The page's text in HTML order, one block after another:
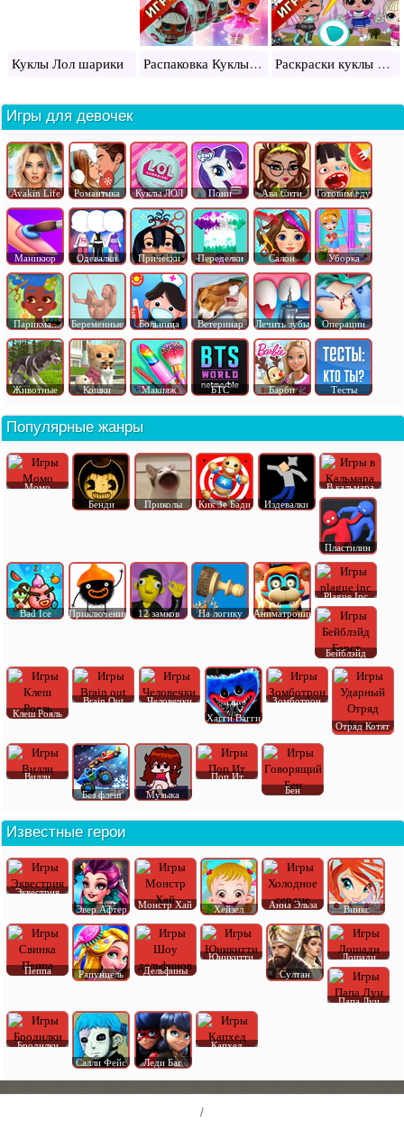
Куклы Лол шарики Распаковка Куклы Лол Раскраски куклы Лол
Игры для девочек
Avakin Life Романтика Куклы ЛОЛ Пони Ава Сити Готовим еду
Маникюр Одевалки Прически Переделки Салон Уборка
Парикма.. Беременные Больница Ветеринар Лечить зубы Операции
Животные Кошки Макияж БТС Барби Тесты
Популярные жанры
Момо
Бенди
Приколы Кик Зе Бади Издевалки
В кальмара
Пластилин
Bad Ice Приключения 12 замков На логику Аниматроник
Plague Inc
Бейблэйд
Клеш Рояль
Brain Out
Человечки
Хагги Вагги
Зомботрон
Отряд Котят
Вилли
Без флеш
Музыка
Поп Ит
Бен
Известные герои
Эквестрия
Эвер Афтер
Монстр Хай Хейзел Анна Эльза Винкс
Пеппа Рапунцель Дельфины
Юникитти
Султан
Лошади
Папа Луи
Бродилки
Салли Фейс
Леди Баг
Капхед
/